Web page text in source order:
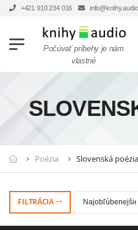
+421 910 234 016 info@knihy.audio
Počúvať príbehy je nám
vlastné
Poézia Slovenská poézia
FILTRÁCIA